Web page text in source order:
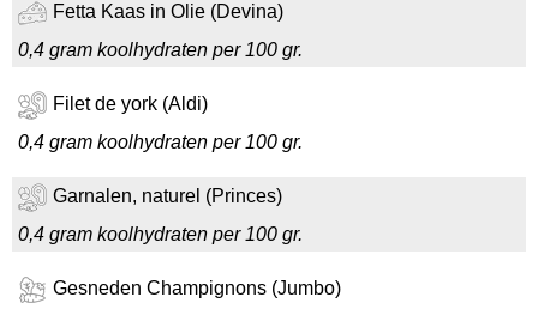
Fetta Kaas in Olie (Devina)
0,4 gram koolhydraten per 100 gr.
Filet de york (Aldi)
0,4 gram koolhydraten per 100 gr.
Garnalen, naturel (Princes)
0,4 gram koolhydraten per 100 gr.
Gesneden Champignons (Jumbo)